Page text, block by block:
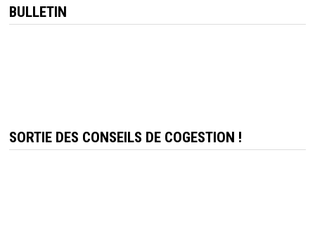
BULLETIN
SORTIE DES CONSEILS DE COGESTION !